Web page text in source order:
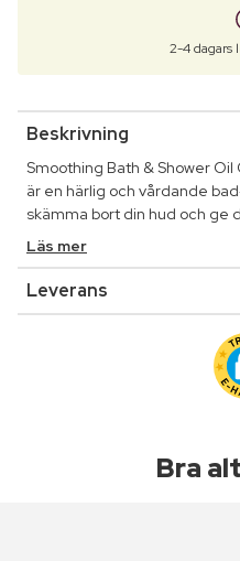
2-4 dagars
Beskrivning
Smoothing Bath & Shower
är en härlig och vårdande
skämma bort din hud och ge
Läs mer
Leverans
Bra